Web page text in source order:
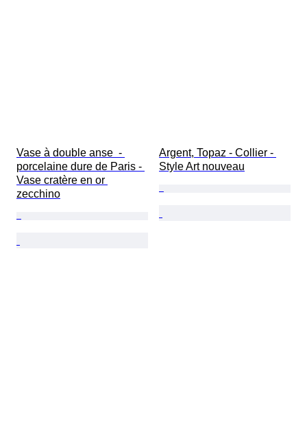
Vase à double anse  -
porcelaine dure de Paris -
Vase cratère en or
zecchino
Argent, Topaz - Collier -
Style Art nouveau